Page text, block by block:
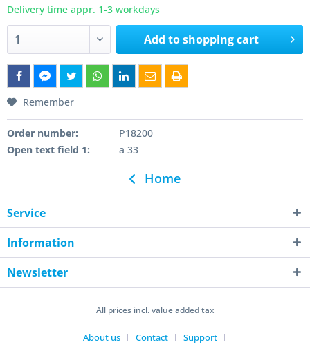
Delivery time appr. 1-3 workdays
Add toshopping cart
Remember
Order number:
P18200
Open text field 1:
a 33
Home
Service
Information
Newsletter
All prices incl. value added tax
About us Contact
Support